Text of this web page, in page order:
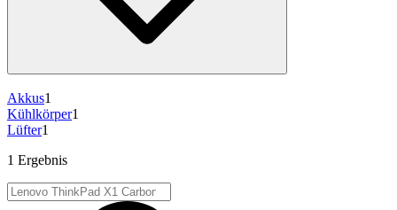
Akkus1
Kühlkörper1
Lüfter1
1 Ergebnis